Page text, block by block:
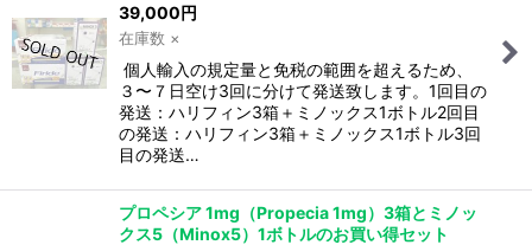
39,000円
在庫数 ×
個人輸入の規定量と免税の範囲を超えるため、
３〜７日空け3回に分けて発送致します。1回目の
発送：ハリフィン3箱＋ミノックス1ボトル2回目
の発送：ハリフィン3箱＋ミノックス1ボトル3回
目の発送…
プロペシア 1mg（Propecia 1mg）3箱とミノッ
クス5（Minox5）1ボトルのお買い得セット